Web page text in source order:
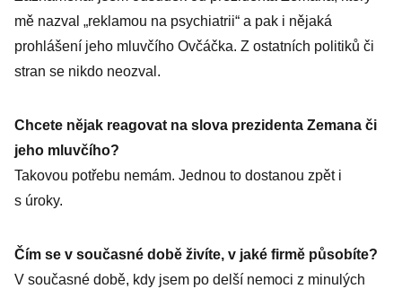
mě nazval „reklamou na psychiatrii“ a pak i nějaká
prohlášení jeho mluvčího Ovčáčka. Z ostatních politiků či
stran se nikdo neozval.
Chcete nějak reagovat na slova prezidenta Zemana či
jeho mluvčího?
Takovou potřebu nemám. Jednou to dostanou zpět i
s úroky.
Čím se v současné době živíte, v jaké firmě působíte?
V současné době, kdy jsem po delší nemoci z minulých